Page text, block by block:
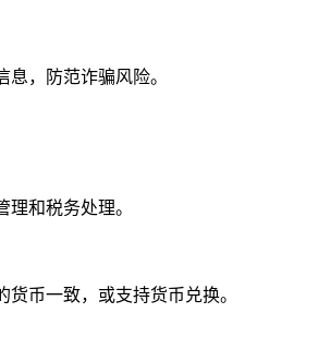
，防范诈骗风险。
和税务处理。
币一致，或支持货币兑换。